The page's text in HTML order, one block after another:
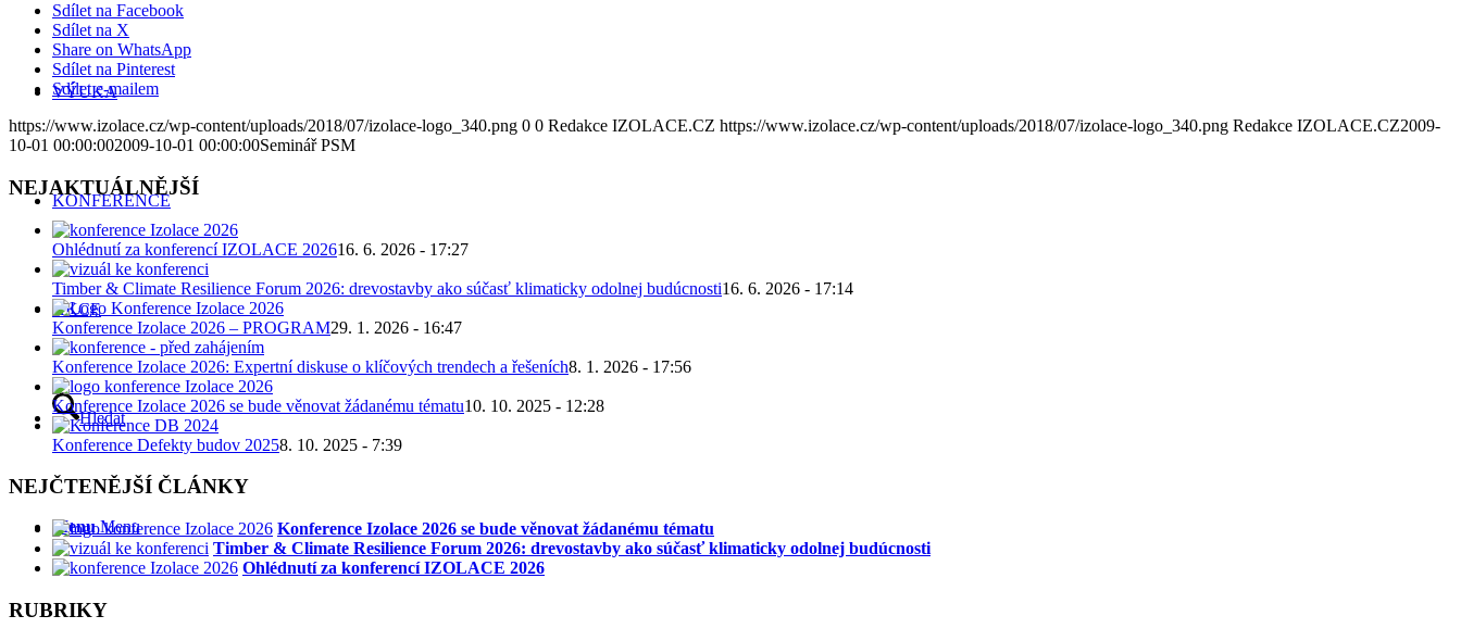
VÝUKA
KONFERENCE
AKCE
Hledat
Menu Menu
Sdílet na Facebook
Sdílet na X
Share on WhatsApp
Sdílet na Pinterest
Sdílet e-mailem
https://www.izolace.cz/wp-content/uploads/2018/07/izolace-logo_340.png 0 0 Redakce IZOLACE.CZ https://www.izolace.cz/wp-content/uploads/2018/07/izolace-logo_340.png Redakce IZOLACE.CZ2009-
10-01 00:00:002009-10-01 00:00:00Seminář PSM
NEJAKTUÁLNĚJŠÍ
Ohlédnutí za konferencí IZOLACE 202616. 6. 2026 - 17:27
Timber & Climate Resilience Forum 2026: drevostavby ako súčasť klimaticky odolnej budúcnosti16. 6. 2026 - 17:14
Konference Izolace 2026 – PROGRAM29. 1. 2026 - 16:47
Konference Izolace 2026: Expertní diskuse o klíčových trendech a řešeních8. 1. 2026 - 17:56
Konference Izolace 2026 se bude věnovat žádanému tématu10. 10. 2025 - 12:28
Konference Defekty budov 20258. 10. 2025 - 7:39
NEJČTENĚJŠÍ ČLÁNKY
Konference Izolace 2026 se bude věnovat žádanému tématu
Timber & Climate Resilience Forum 2026: drevostavby ako súčasť klimaticky odolnej budúcnosti
Ohlédnutí za konferencí IZOLACE 2026
RUBRIKY